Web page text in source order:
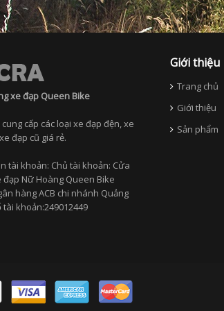
xe đạp Queen Bike
cấp các loại xe đạp đện, xe
đạp cũ giá rẻ.
tài khoản: Chủ tài khoản: Cửa
đạp Nữ Hoàng Queen Bike
hàng ACB chi nhánh Quảng
tài khoản:249012449
Giới thiệu
Trang chủ
Giới thiệu
Sản phẩm